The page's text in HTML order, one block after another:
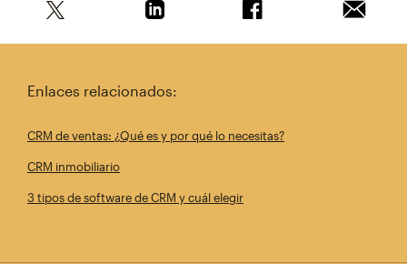
Enlaces relacionados:
CRM de ventas: ¿Qué es y por qué lo necesitas?
CRM inmobiliario
3 tipos de software de CRM y cuál elegir